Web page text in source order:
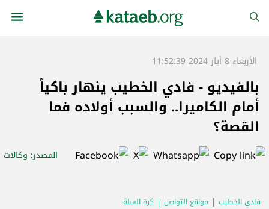
الأربعاء 8 أيار 2024 11:52:39
بالفيديو - فادي الخطيب ينهار باكياً
أمام الكاميرا.. والسبب أولاده فما
القصة؟
المصدر: وكالات
فادي الخطيب مواقع التواصل كرة السلة